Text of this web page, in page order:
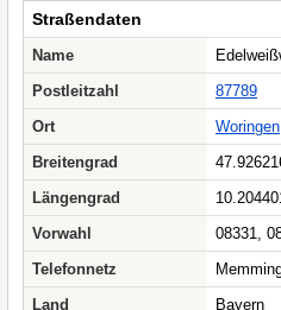
Straßendaten
Name
Postleitzahl
87789
Ort
Woringen
Breitengrad
Längengrad
Vorwahl
08331,
Telefonnetz
Land
Bayern